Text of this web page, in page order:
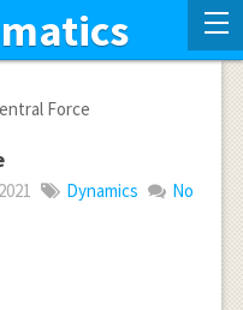
Force
Dynamics
No